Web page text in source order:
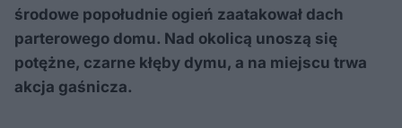
środowe popołudnie ogień zaatakował dach
parterowego domu. Nad okolicą unoszą się
potężne, czarne kłęby dymu, a na miejscu trwa
akcja gaśnicza.